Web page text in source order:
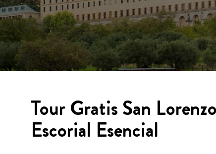
Tour Gratis San
Escorial Esencial